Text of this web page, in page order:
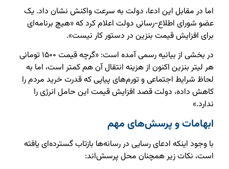
اما در مقابل این ادعا، دولت به سرعت واکنش نشان داد. یک
عضو شورای اطلاع-رسانی دولت اعلام کرد که «هیچ برنامه‌ای
برای افزایش قیمت بنزین در دستور کار نیست».
در بخشی از بیانیه رسمی آمده است: «گرچه قیمت ۱۵۰۰ تومانی
هر لیتر بنزین اکنون از هزینه انتقال آن هم کمتر است، اما به
لحاظ شرایط اجتماعی و تورم‌های پیاپی که قدرت خرید مردم را
کاهش داده، دولت قصد افزایش قیمت این حامل انرژی را
ندارد.»
ابهامات و پرسش‌های مهم
با وجود اینکه ادعای رسایی در رسانه‌ها بازتاب گسترده‌ای یافته
است، نکات زیر همچنان محل پرسش‌اند: